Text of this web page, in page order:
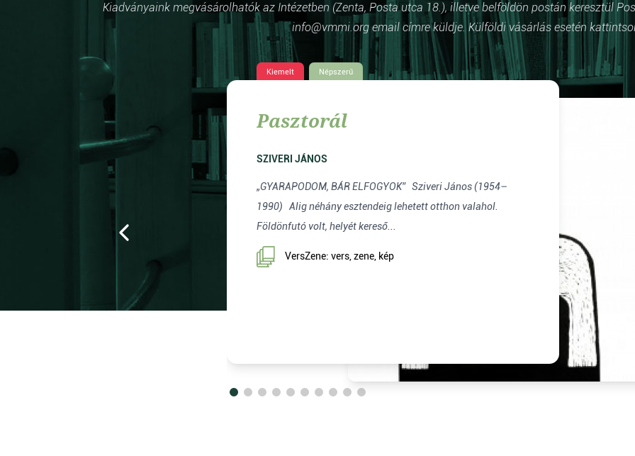
Kiadványaink megvásárolhatók az Intézetben (Zenta, Posta utca 18.), illetve belföldön postán keresztül
info@vmmi.org email címre küldje. Külföldi vásárlás esetén
Kiemelt Népszerű
Pasztorál
SZIVERI JÁNOS
„GYARAPODOM, BÁR ELFOGYOK” Sziveri János (1954–
1990) Alig néhány esztendeig lehetett otthon valahol.
Földönfutó volt, helyét kereső...
VersZene: vers, zene, kép